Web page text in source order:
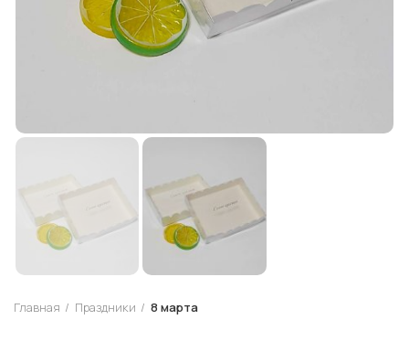
Главная Праздники 8 марта